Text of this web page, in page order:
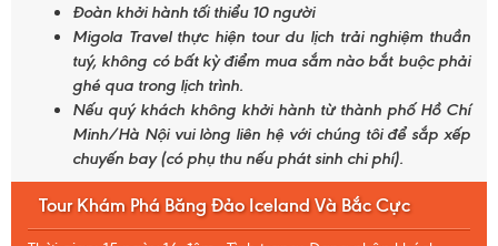
Đoàn khởi hành tối thiểu 10 người
Migola Travel thực hiện tour du lịch trải nghiệm thuần
tuý, không có bất kỳ điểm mua sắm nào bắt buộc phải
ghé qua trong lịch trình.
Nếu quý khách không khởi hành từ thành phố Hồ Chí
Minh/Hà Nội vui lòng liên hệ với chúng tôi để sắp xếp
chuyến bay (có phụ thu nếu phát sinh chi phí).
Tour Khám Phá Băng Đảo Iceland Và Bắc Cực